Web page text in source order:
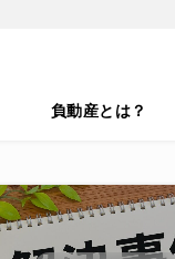
負動産とは？